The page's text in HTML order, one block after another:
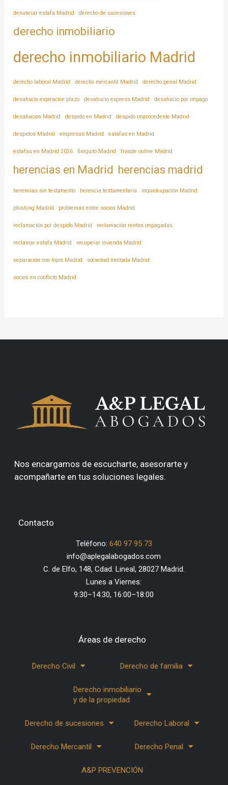
denunciar estafa Madrid derecho de sucesiones
derecho inmobiliario
derecho inmobiliario Madrid
derecho laboral Madrid derecho mercantil Madrid derecho penal Madrid
desahucio expiración plazo desahucio express Madrid desahucio por impago
desahucios Madrid despido en Madrid despido improcedente Madrid
despidos Madrid empresas Madrid estafas en Madrid
estafas en Madrid 2026 finiquito Madrid fraude online Madrid
herencias en Madrid herencias madrid
herencias sin testamento herencia testamentaria inquiokupación Madrid
phishing Madrid problemas entre socios Madrid
reclamación por despido Madrid reclamación rentas impagadas
reclamar estafa Madrid recuperar vivienda Madrid
separación con hijos Madrid sociedad limitada Madrid
socios en conflicto Madrid
Nos encargamos de escucharte, asesorarte y
acompañarte en tus soluciones legales.
Contacto
Teléfono: 640 97 95 73
info@aplegalabogados.com
C. de Elfo, 148, Cdad. Lineal, 28027 Madrid.
Lunes a Viernes:
9:30–14:30, 16:00–18:00
Áreas de derecho
Derecho Civil Derecho de familia
Derecho inmobiliario
y de la propiedad
Derecho de sucesiones Derecho Laboral
Derecho Mercantil Derecho Penal
A&P PREVENCIÓN